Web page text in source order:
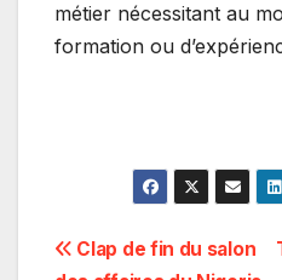
métier nécessitant au
formation ou
Navigation
Clap de fin du salon